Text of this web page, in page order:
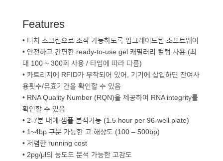
Features
• 터치 스크린으로 조작 가능하도록 업그레이드된 소프트웨어
• 안전하고 간편한 ready-to-use gel 캐필러리 컬럼 사용 (최
대 100 ~ 300회 사용 / 타입에 따라 다름)
• 카트리지에 RFID가 부착되어 있어, 기기에 삽입하면 잔여사
용횟수/유효기간을 확인할 수 있음
• RNA Quality Number (RQN)을 제공하여 RNA integrity를
확인할 수 있음
• 2-7분 내에 샘플 분석가능 (1.5 hour per 96-well plate)
• 1~4bp 구분 가능한 고 해상도 (100 – 500bp)
• 저렴한 running cost
• 2pg/μl의 농도도 분석 가능한 고감도